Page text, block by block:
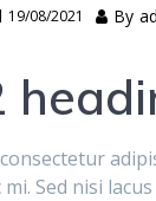
19/08/2021 By
Sed nisi